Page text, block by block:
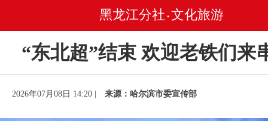
黑龙江分社 • 文化旅游
“东北超”结束 欢迎老铁们来
2026年07月08日 14:20 | 来源：哈尔滨市委宣传部